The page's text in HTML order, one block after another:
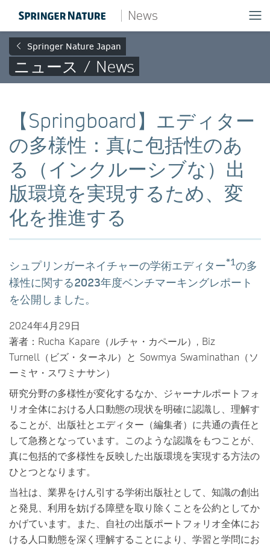
News
Springer Nature Japan
ニュース / News
【Springboard】エディター
の多様性：真に包括性のあ
る（インクルーシブな）出
版環境を実現するため、変
化を推進する
シュプリンガーネイチャーの学術エディター*1の多
様性に関する2023年度ベンチマーキングレポート
を公開しました。
2024年4月29日
著者：Rucha Kapare（ルチャ・カペール）, Biz
Turnell（ビズ・ターネル）と Sowmya Swaminathan（ソ
ーミヤ・スワミナサン）
研究分野の多様性が変化するなか、ジャーナルポートフォ
リオ全体における人口動態の現状を明確に認識し、理解す
ることが、出版社とエディター（編集者）に共通の責任と
して急務となっています。このような認識をもつことが、
真に包括的で多様性を反映した出版環境を実現する方法の
ひとつとなります。
当社は、業界をけん引する学術出版社として、知識の創出
と発見、利用を妨げる障壁を取り除くことを公約としてか
かげています。また、自社の出版ポートフォリオ全体にお
ける人口動態を深く理解することにより、学習と学問にお